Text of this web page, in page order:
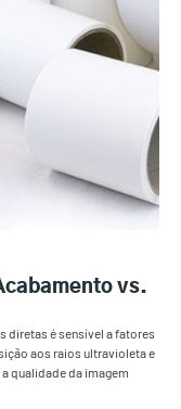
vs.
diretas é sensível a fatores
aos raios ultravioleta e
qualidade da imagem